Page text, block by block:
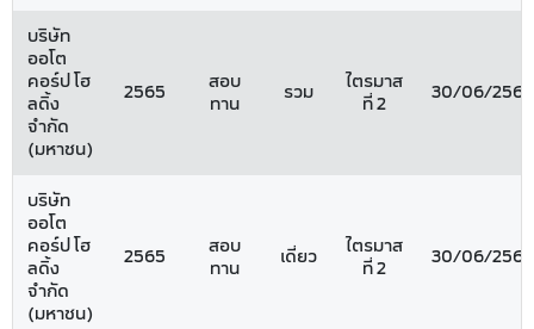
บริษัท
ออโต
คอร์ป โฮ
ลดิ้ง
จำกัด
(มหาชน)
2565
สอบ
ทาน
รวม
ไตรมาส
ที่ 2
30/06/2565
บริษัท
ออโต
คอร์ป โฮ
ลดิ้ง
จำกัด
(มหาชน)
2565
สอบ
ทาน
เดี่ยว
ไตรมาส
ที่ 2
30/06/2565